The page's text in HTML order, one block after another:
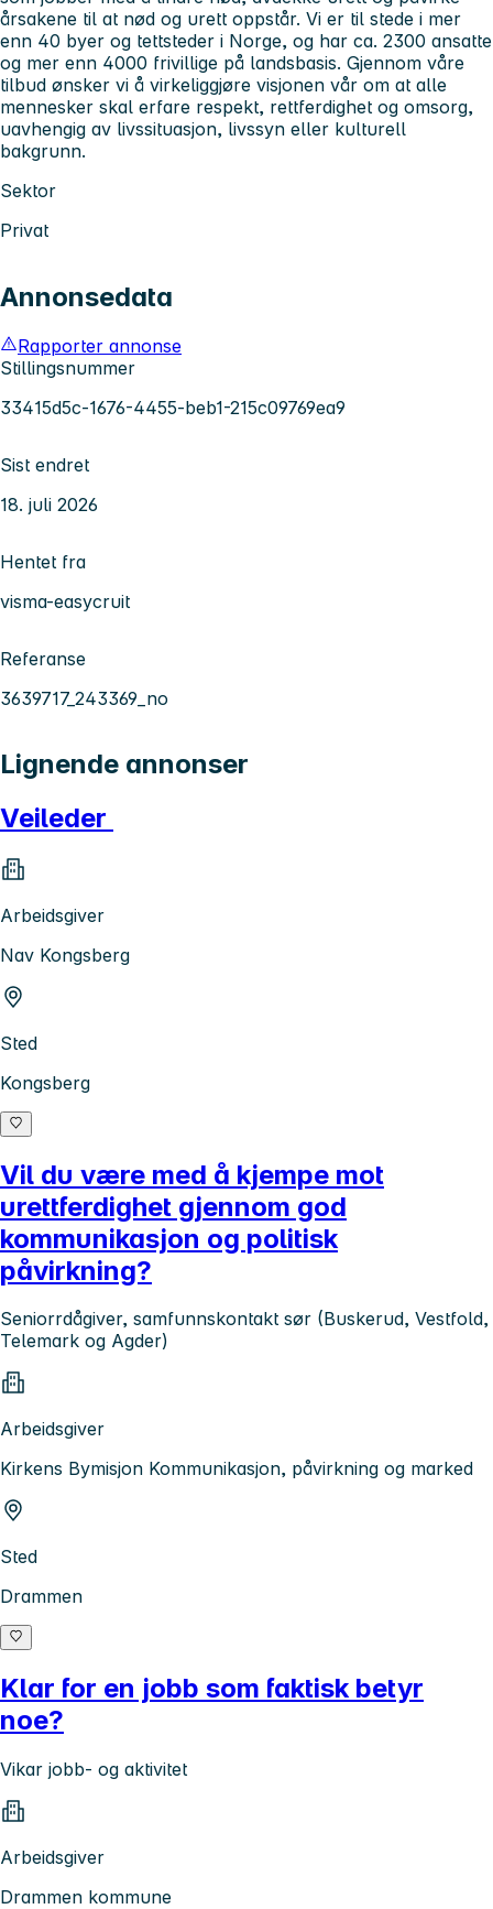
årsakene til at nød og urett oppstår. Vi er til stede i mer
enn 40 byer og tettsteder i Norge, og har ca. 2300 ansatte
og mer enn 4000 frivillige på landsbasis. Gjennom våre
tilbud ønsker vi å virkeliggjøre visjonen vår om at alle
mennesker skal erfare respekt, rettferdighet og omsorg,
uavhengig av livssituasjon, livssyn eller kulturell
bakgrunn.
Sektor
Privat
Annonsedata
Rapporter annonse
Stillingsnummer
33415d5c-1676-4455-beb1-215c09769ea9
Sist endret
18. juli 2026
Hentet fra
visma-easycruit
Referanse
3639717_243369_no
Lignende annonser
Veileder
Arbeidsgiver
Nav Kongsberg
Sted
Kongsberg
Vil du være med å kjempe mot
urettferdighet gjennom god
kommunikasjon og politisk
påvirkning?
Seniorrdågiver, samfunnskontakt sør (Buskerud, Vestfold,
Telemark og Agder)
Arbeidsgiver
Kirkens Bymisjon Kommunikasjon, påvirkning og marked
Sted
Drammen
Klar for en jobb som faktisk betyr
noe?
Vikar jobb- og aktivitet
Arbeidsgiver
Drammen kommune